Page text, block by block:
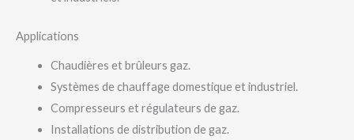
Applications
Chaudières et brûleurs gaz.
Systèmes de chauffage domestique et industriel.
Compresseurs et régulateurs de gaz.
Installations de distribution de gaz.